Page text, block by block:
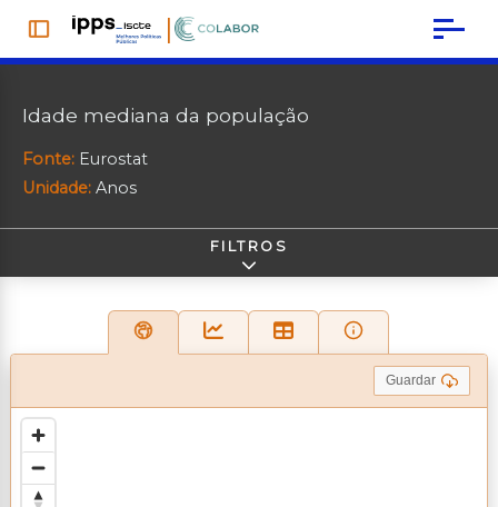
|
Guardar
Idade mediana da população
Fonte: Eurostat
Unidade: Anos
FILTROS